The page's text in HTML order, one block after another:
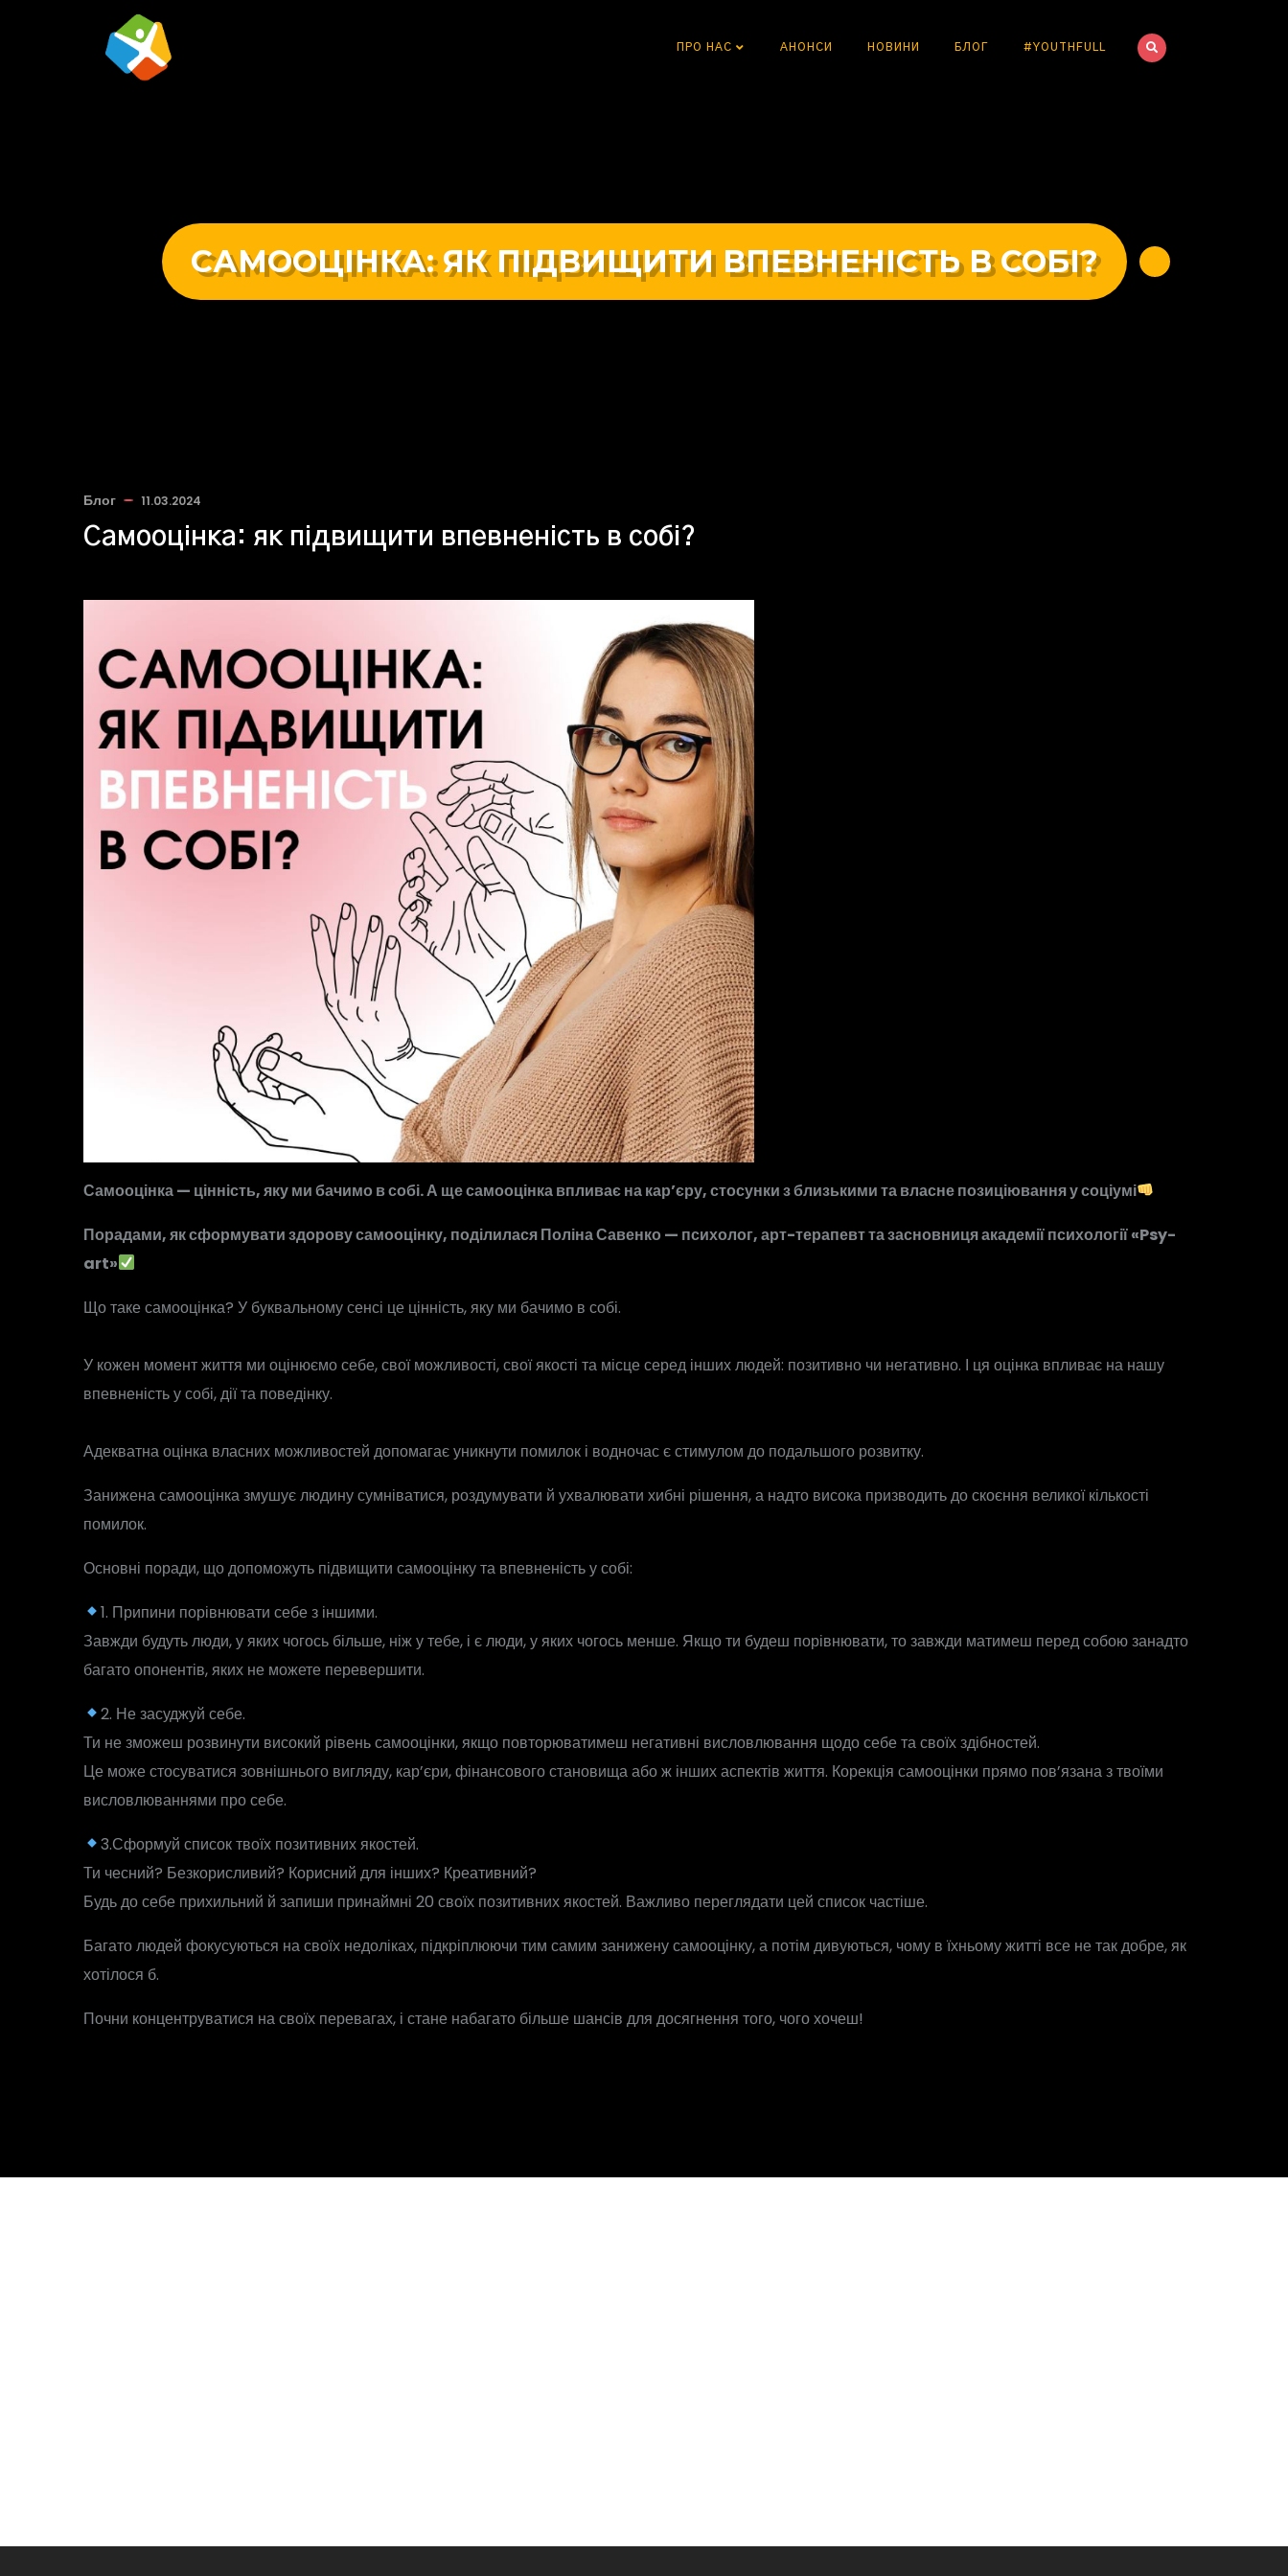
ПРО НАС АНОНСИ НОВИНИ БЛОГ #YOUTHFULL
САМООЦІНКА: ЯК ПІДВИЩИТИ ВПЕВНЕНІСТЬ В СОБІ?
Блог 11.03.2024
Самооцінка: як підвищити впевненість в собі?
Самооцінка — цінність, яку ми бачимо в собі. А ще самооцінка впливає на карʼєру, стосунки з близькими та власне позиціювання у соціумі
Порадами, як сформувати здорову самооцінку, поділилася Поліна Савенко — психолог, арт-терапевт та засновниця академії психології «Psy-
art»
Що таке самооцінка? У буквальному сенсі це цінність, яку ми бачимо в собі.
У кожен момент життя ми оцінюємо себе, свої можливості, свої якості та місце серед інших людей: позитивно чи негативно. І ця оцінка впливає на нашу
впевненість у собі, дії та поведінку.
Адекватна оцінка власних можливостей допомагає уникнути помилок і водночас є стимулом до подальшого розвитку.
Занижена самооцінка змушує людину сумніватися, роздумувати й ухвалювати хибні рішення, а надто висока призводить до скоєння великої кількості
помилок.
Основні поради, що допоможуть підвищити самооцінку та впевненість у собі:
1. Припини порівнювати себе з іншими.
Завжди будуть люди, у яких чогось більше, ніж у тебе, і є люди, у яких чогось менше. Якщо ти будеш порівнювати, то завжди матимеш перед собою занадто
багато опонентів, яких не можете перевершити.
2. Не засуджуй себе.
Ти не зможеш розвинути високий рівень самооцінки, якщо повторюватимеш негативні висловлювання щодо себе та своїх здібностей.
Це може стосуватися зовнішнього вигляду, кар’єри, фінансового становища або ж інших аспектів життя. Корекція самооцінки прямо пов’язана з твоїми
висловлюваннями про себе.
3.Сформуй список твоїх позитивних якостей.
Ти чесний? Безкорисливий? Корисний для інших? Креативний?
Будь до себе прихильний й запиши принаймні 20 своїх позитивних якостей. Важливо переглядати цей список частіше.
Багато людей фокусуються на своїх недоліках, підкріплюючи тим самим занижену самооцінку, а потім дивуються, чому в їхньому житті все не так добре, як
хотілося б.
Почни концентруватися на своїх перевагах, і стане набагато більше шансів для досягнення того, чого хочеш!